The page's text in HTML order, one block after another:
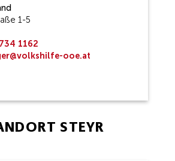
1-5
1162
ooe.at
STEYR